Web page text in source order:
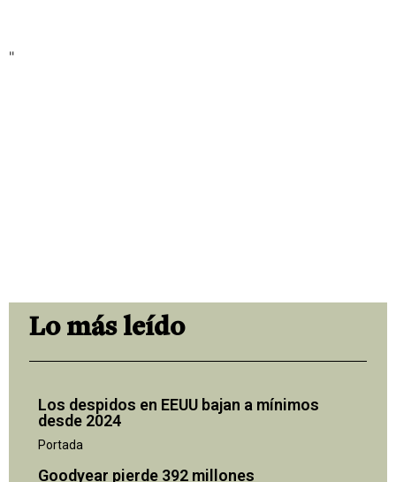
"
Lo más leído
Los despidos en EEUU bajan a mínimos
desde 2024
Portada
Goodyear pierde 392 millones